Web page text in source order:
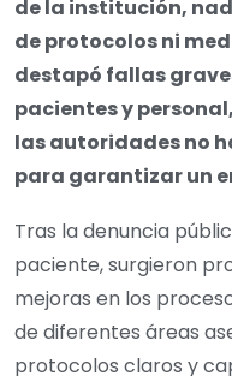
de la institución,
de protocolos ni
destapó fallas
pacientes y
las autoridades no
para garantizar un
Tras la denuncia
paciente, surgieron
mejoras en los
de diferentes áreas
protocolos claros y